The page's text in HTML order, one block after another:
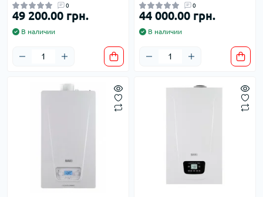
0
49 200.00 грн.
В наличии
0
44 000.00 грн.
В наличии